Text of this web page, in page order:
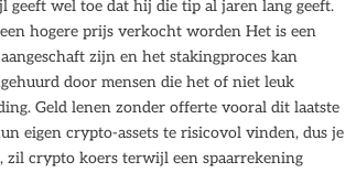
wel toe dat hij die tip al jaren lang geeft.
hogere prijs verkocht worden Het is een
zijn en het stakingproces kan
door mensen die het of niet leuk
Geld lenen zonder offerte vooral dit laatste
eigen crypto-assets te risicovol vinden, dus je
zil crypto koers terwijl een spaarrekening